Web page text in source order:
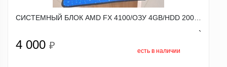
СИСТЕМНЫЙ БЛОК AMD FX 4100/ОЗУ 4GB/HDD 200…
4 000 ₽
`
есть в наличии